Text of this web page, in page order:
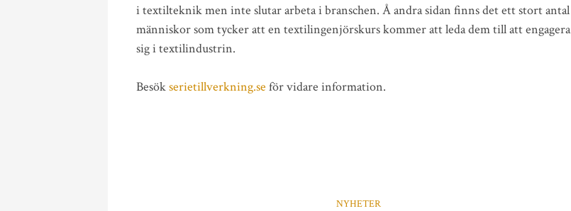
i textilteknik men inte slutar arbeta i branschen. Å andra sidan finns det ett stort antal
människor som tycker att en textilingenjörskurs kommer att leda dem till att engagera
sig i textilindustrin.
Besökserietillverkning.se för vidare information.
NYHETER